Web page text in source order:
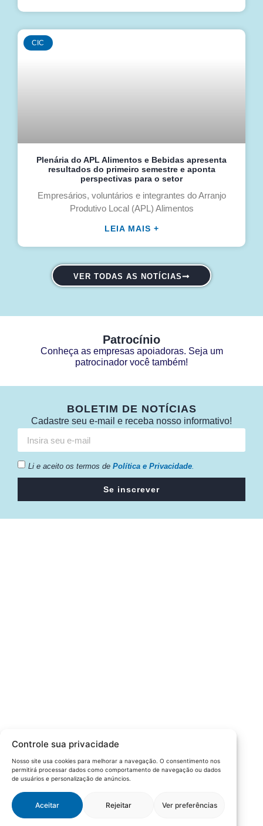
Controle sua privacidade
Nosso site usa cookies para melhorar a navegação. O consentimento nos
permitirá processar dados como comportamento de navegação ou dados
de usuários e personalização de anúncios.
Aceitar Rejeitar Ver preferências
CIC
Plenária do APL Alimentos e Bebidas apresenta
resultados do primeiro semestre e aponta
perspectivas para o setor
Empresários, voluntários e integrantes do Arranjo
Produtivo Local (APL) Alimentos
LEIA MAIS +
VER TODAS AS NOTÍCIAS
Patrocínio
Conheça as empresas apoiadoras. Seja um
patrocinador você também!
BOLETIM DE NOTÍCIAS
Cadastre seu e-mail e receba nosso informativo!
Li e aceito os termos de Política e Privacidade
Se inscrever
Rua Silva Jardim, 96 Lajeado, Rio Grande do Sul –
Redes Sociais: